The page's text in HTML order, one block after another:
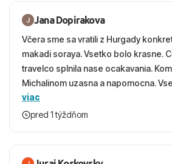
Jana Dopirakova
Včera sme sa vratili z Hurgady
makadi soraya. Vsetko bolo krasne.
travelco splnila nase ocakavania.
Michalinom uzasna a napomocna.
vecernych hodinach zaco sa
krasny, cisty. Sluzby top. Strava,
viac
pred 1 týždňom